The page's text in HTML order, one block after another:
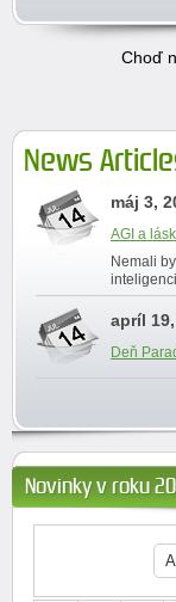
Choď
News
máj 3,
AGI a
Nemali
apríl
Deň
Novinky v roku